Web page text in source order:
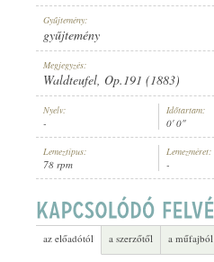
ELŐADÓ:
Gyűjtemény:
gyűjtemény
Megjegyzés:
Waldteufel, Op.191 (1883)
Nyelv:
-
Időtartam:
0' 0"
Lemeztípus:
78 rpm
Lemezméret:
-
az előadótól a szerzőtől a műfajból